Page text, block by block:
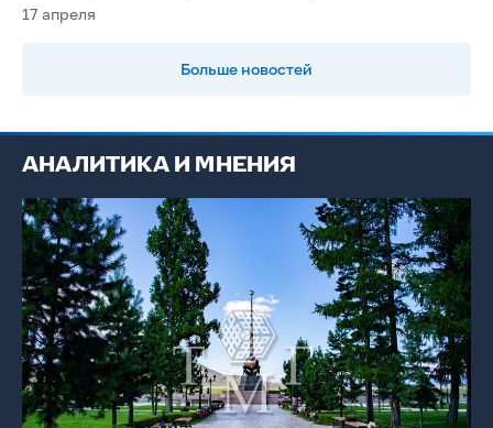
17 апреля
Больше новостей
АНАЛИТИКА И МНЕНИЯ